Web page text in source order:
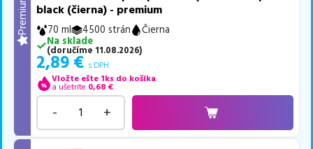
Premium
black (čierna) - premium
70 ml 4500 strán
Čierna
Na sklade
(doručíme 11.08.2026)
2,89 € s DPH
Vložte ešte 1ks do košíka
a ušetríte 0,68 €
- +